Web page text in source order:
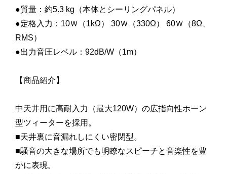
●質量：約5.3 kg（本体とシーリングパネル）
●定格入力：10Ｗ（1kΩ） 30Ｗ（330Ω） 60Ｗ（8Ω、
RMS）
●出力音圧レベル：92dB/W（1m）
【商品紹介】
中天井用に高耐入力（最大120W）の広指向性ホーン
型ツィーターを採用。
■天井裏に音漏れしにくい密閉型。
■騒音の大きな場所でも明瞭なスピーチと音楽性を豊
かに表現。